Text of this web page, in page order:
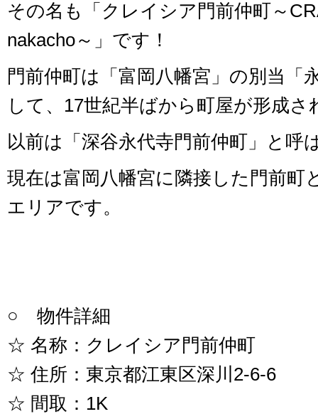
その名も「クレイシア門前仲町～
nakacho～」です！
門前仲町は「富岡八幡宮」の別当「
して、17世紀半ばから町屋が形成
以前は「深谷永代寺門前仲町」と呼
現在は富岡八幡宮に隣接した門前町
エリアです。
○ 物件詳細
☆ 名称：クレイシア門前仲町
☆ 住所：東京都江東区深川2-6-6
☆ 間取：1K